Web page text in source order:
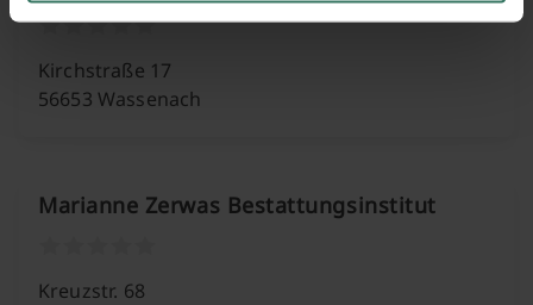
Kirchstraße 17
56653 Wassenach
Marianne Zerwas Bestattungsinstitut
Kreuzstr. 68